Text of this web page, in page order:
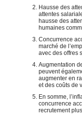
Hausse des
attentes
hausse des
humaines
Concurrence
marché de
avec des offres
Augmentation
peuvent
augmenter en
et des coûts de
En somme,
concurrence
recrutement